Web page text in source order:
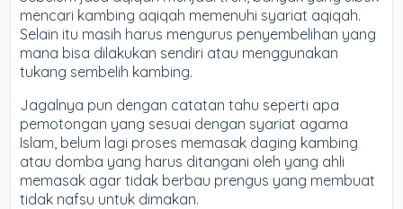
mencari kambing aqiqah memenuhi syariat aqiqah.
Selain itu masih harus mengurus penyembelihan yang
mana bisa dilakukan sendiri atau menggunakan
tukang sembelih kambing.
Jagalnya pun dengan catatan tahu seperti apa
pemotongan yang sesuai dengan syariat agama
Islam, belum lagi proses memasak daging kambing
atau domba yang harus ditangani oleh yang ahli
memasak agar tidak berbau prengus yang membuat
tidak nafsu untuk dimakan.